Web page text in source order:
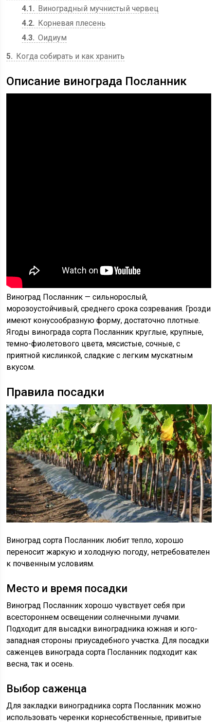
4.1
Виноградный мучнистый червец
4.2
Корневая плесень
4.3 Оидиум
5
Когда собирать и как хранить
Описание винограда Посланник
Виноград Посланник — сильнорослый,
морозоустойчивый, среднего срока созревания. Грозди
имеют конусообразную форму, достаточно плотные.
Ягоды винограда сорта Посланник круглые, крупные,
темно-фиолетового цвета, мясистые, сочные, с
приятной кислинкой, сладкие с легким мускатным
вкусом.
Правила посадки
Виноград сорта Посланник любит тепло, хорошо
переносит жаркую и холодную погоду, нетребователен
к почвенным условиям.
Место и время посадки
Виноград Посланник хорошо чувствует себя при
всестороннем освещении солнечными лучами.
Подходит для высадки виноградника южная и юго-
западная стороны приусадебного участка. Для посадки
саженцев винограда сорта Посланник подходит как
весна, так и осень.
Выбор саженца
Для закладки виноградника сорта Посланник можно
использовать черенки корнесобственные, привитые